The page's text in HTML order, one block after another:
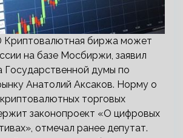
Криптовалютная биржа может
на базе Мосбиржи, заявил
Государственной думы по
Анатолий Аксаков. Норму о
торговых
законопроект «О цифровых
отмечал ранее депутат.